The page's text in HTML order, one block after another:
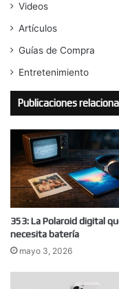
Videos
Artículos
Guías de Compra
Entretenimiento
Publicaciones
353: La Polaroid digital
necesita batería
mayo 3, 2026